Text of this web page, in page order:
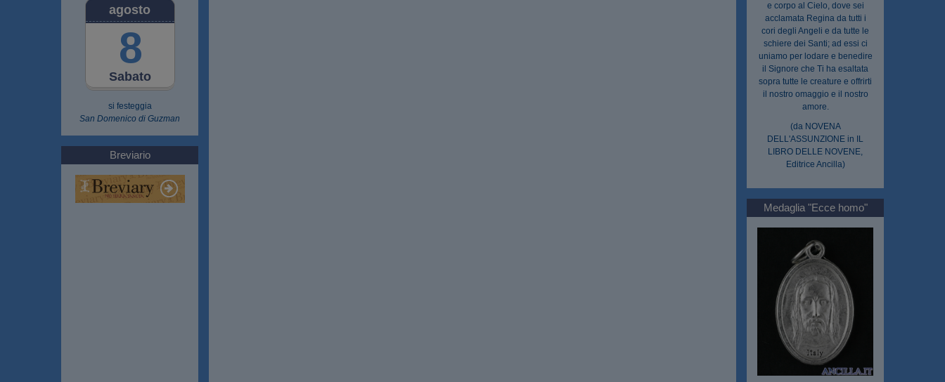
Sabato
agosto
8
si festeggia
San Domenico di Guzman
Breviario
e corpo al Cielo, dove sei
acclamata Regina da tutti i
cori degli Angeli e da tutte le
schiere dei Santi; ad essi ci
uniamo per lodare e benedire
il Signore che Ti ha esaltata
sopra tutte le creature e offrirti
il nostro omaggio e il nostro
amore.
(da NOVENA
DELL'ASSUNZIONE in IL
LIBRO DELLE NOVENE,
Editrice Ancilla)
Medaglia "Ecce homo"